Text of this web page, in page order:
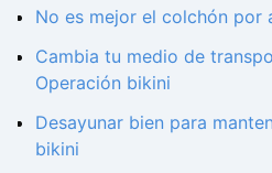
No es mejor el colchón por
Cambia tu medio de
Operación bikini
Desayunar bien para
bikini